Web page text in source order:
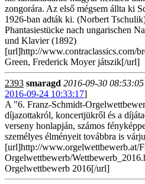
zongorára. Az első mégsem állta ki
1926-ban adták ki. (Norbert
Phantasiestücke nach ungarischen
und Klavier (1892)
[url]http://www.contraclassics.com/
Green, Frederick Moyer játszik[/url]
2393 smaragd 2016-09-30 08:53:05
2016-09-24 10:33:17]
A "6. Franz-Schmidt-
díjazottakról, koncertjükről és a
verseny honlapján, számos
személyes élményeit továbbra is
[url]http://www.orgelwettbewerb.at/
Orgelwettbewerb/
Orgelwettbewerb 2016[/url]